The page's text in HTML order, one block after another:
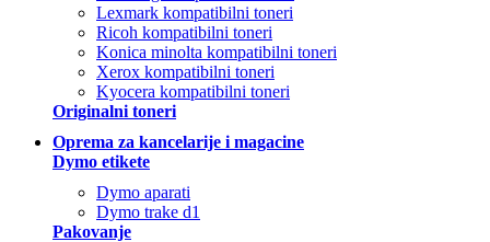
Lexmark kompatibilni toneri
Ricoh kompatibilni toneri
Konica minolta kompatibilni toneri
Xerox kompatibilni toneri
Kyocera kompatibilni toneri
Originalni toneri
Oprema za kancelarije i magacine
Dymo etikete
Dymo aparati
Dymo trake d1
Pakovanje